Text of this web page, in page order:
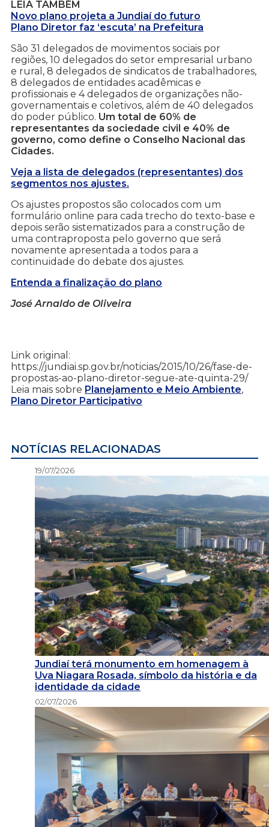
LEIA TAMBÉM
Novo plano projeta a Jundiaí do futuro
Plano Diretor faz ‘escuta’ na Prefeitura
São 31 delegados de movimentos sociais por
regiões, 10 delegados do setor empresarial urbano
e rural, 8 delegados de sindicatos de trabalhadores,
8 delegados de entidades acadêmicas e
profissionais e 4 delegados de organizações não-
governamentais e coletivos, além de 40 delegados
do poder público. Um total de 60% de
representantes da sociedade civil e 40% de
governo, como define o Conselho Nacional das
Cidades.
Veja a lista de delegados (representantes) dos
segmentos nos ajustes.
Os ajustes propostos são colocados com um
formulário online para cada trecho do texto-base e
depois serão sistematizados para a construção de
uma contraproposta pelo governo que será
novamente apresentada a todos para a
continuidade do debate dos ajustes.
Entenda a finalização do plano
José Arnaldo de Oliveira
Link original:
https://jundiai.sp.gov.br/noticias/2015/10/26/fase-de-
propostas-ao-plano-diretor-segue-ate-quinta-29/
Leia mais sobre Planejamento e Meio Ambiente,
Plano Diretor Participativo
NOTÍCIAS RELACIONADAS
19/07/2026
Jundiaí terá monumento em homenagem à
Uva Niagara Rosada, símbolo da história e da
identidade da cidade
02/07/2026